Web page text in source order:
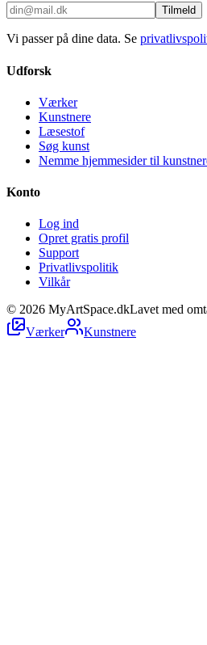
Tilmeld
Vi passer på dine data. Se
Udforsk
Værker
Kunstnere
Læsestof
Søg kunst
Nemme hjemmesider til
Konto
Log ind
Opret gratis profil
Support
Privatlivspolitik
Vilkår
© 2026 MyArtSpace.dkLavet med
Værker
Kunstnere